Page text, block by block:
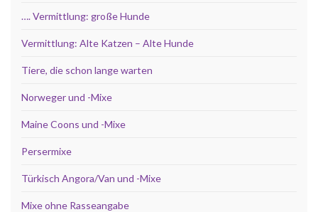
…. Vermittlung: große Hunde
Vermittlung: Alte Katzen – Alte Hunde
Tiere, die schon lange warten
Norweger und -Mixe
Maine Coons und -Mixe
Persermixe
Türkisch Angora/Van und -Mixe
Mixe ohne Rasseangabe